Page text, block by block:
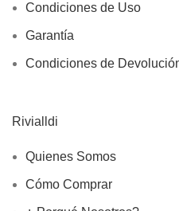
Condiciones de Uso
Garantía
Condiciones de
Rivialldi
Quienes Somos
Cómo Comprar